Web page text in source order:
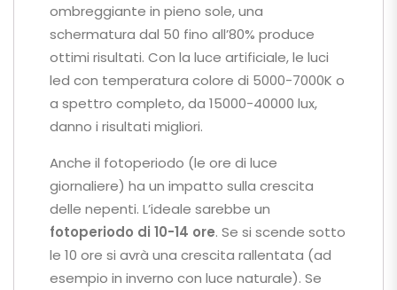
ombreggiante in pieno sole, una
schermatura dal 50 fino all’80% produce
ottimi risultati. Con la luce artificiale, le luci
led con temperatura colore di 5000-7000K o
a spettro completo, da 15000-40000 lux,
danno i risultati migliori.
Anche il fotoperiodo (le ore di luce
giornaliere) ha un impatto sulla crescita
delle nepenti. L’ideale sarebbe un
fotoperiodo di 10-14 ore. Se si scende sotto
le 10 ore si avrà una crescita rallentata (ad
esempio in inverno con luce naturale). Se